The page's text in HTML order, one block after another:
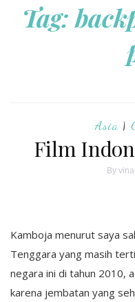
Tag:
Asia |
Film
By vina
Kamboja menurut saya
Tenggara yang masih
negara ini di tahun 2010,
karena jembatan yang